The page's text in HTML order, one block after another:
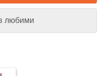
любими